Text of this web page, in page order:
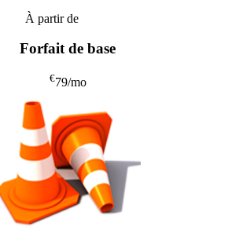
À partir de
Forfait de base
€79/mo